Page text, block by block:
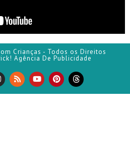
Crianças - Todos os Direitos
Agência De Publicidade